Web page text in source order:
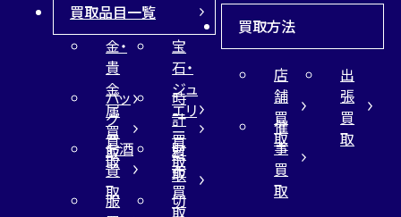
買取品目一覧
金・
貴
金
属
買
取
宝
石・
ジュ
エリ
ー
買
取
バッ
グ
買
取
時
計
買
取
お酒
買
取
財
布
買
取
服
切
買取方法
店
舗
買
取
出
張
買
取
催
事
買
取